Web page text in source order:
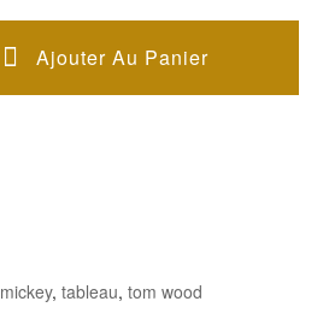
Ajouter Au Panier
mickey, tableau, tom wood